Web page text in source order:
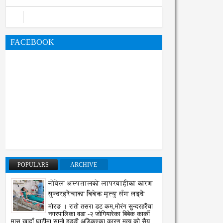
Aug
2026
सुझाव पत्र पेश
RatoTara 8/8/2026
एभरेष्टको राजारानी हाइकिङ -
प्रकृति र एकताको पाठशाला
RatoTara
FACEBOOK
POPULARS ARCHIVE
नोबेल अस्पतालको लापरबाहीका कारण
सुन्दरहरैंचाका बिबेक मृत्यु सँग लड्दै
मोरङ । रातो तसरा डट कम,मोरंग सुन्दरहरैंचा
नगरपालिका वडा -२ जोगियारेका बिबेक कार्की
मासु खादाँ घाटीमा सानो हड्डी अड्किएका कारण मृत्यु को सैय्...